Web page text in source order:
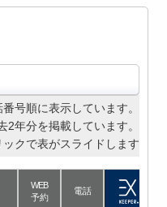
番号順に表示しています。
2年分を掲載しています。
クで表がスライドします
WEB
予約
電話